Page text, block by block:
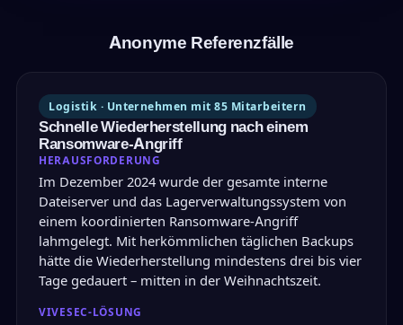
Anonyme Referenzfälle
Logistik · Unternehmen mit 85 Mitarbeitern
Schnelle Wiederherstellung nach einem
Ransomware-Angriff
HERAUSFORDERUNG
Im Dezember 2024 wurde der gesamte interne
Dateiserver und das Lagerverwaltungssystem von
einem koordinierten Ransomware-Angriff
lahmgelegt. Mit herkömmlichen täglichen Backups
hätte die Wiederherstellung mindestens drei bis vier
Tage gedauert – mitten in der Weihnachtszeit.
VIVESEC-LÖSUNG